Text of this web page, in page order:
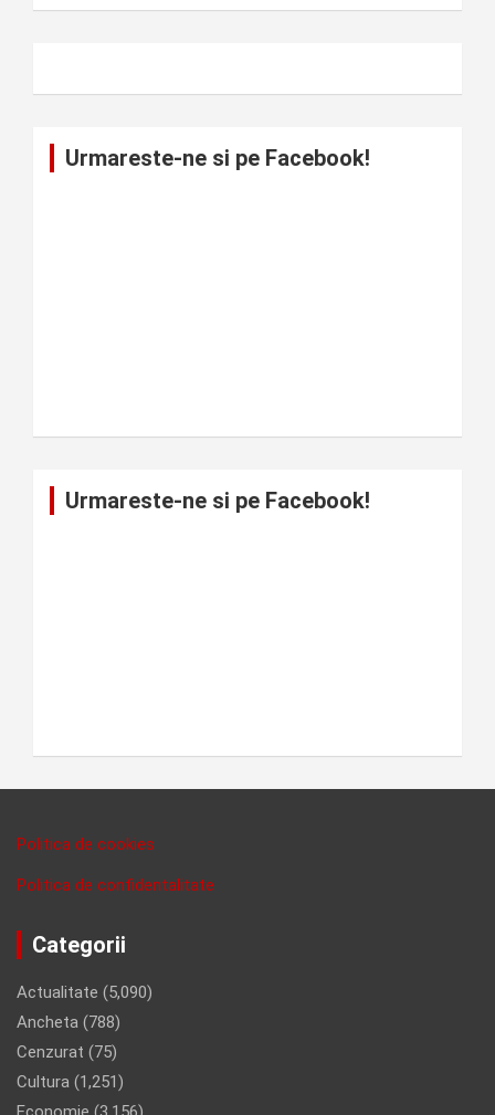
Urmareste-ne si pe Facebook!
Urmareste-ne si pe Facebook!
Politica de cookies
Politica de confidentalitate
Categorii
Actualitate (5,090)
Ancheta (788)
Cenzurat (75)
Cultura (1,251)